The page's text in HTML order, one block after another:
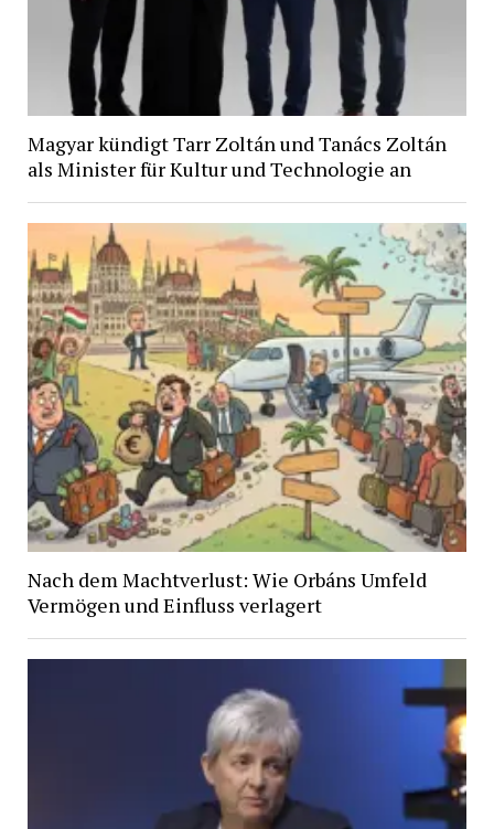
Magyar kündigt Tarr Zoltán und Tanács Zoltán
als Minister für Kultur und Technologie an
Nach dem Machtverlust: Wie Orbáns Umfeld
Vermögen und Einfluss verlagert